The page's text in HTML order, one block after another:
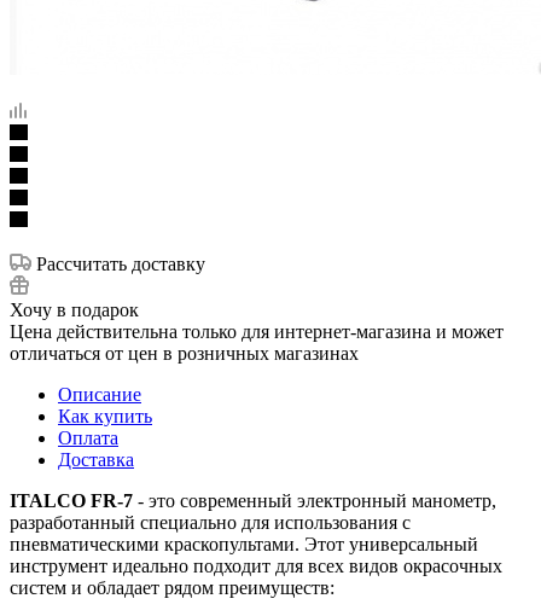
Рассчитать доставку
Хочу в подарок
Цена действительна только для интернет-магазина и может
отличаться от цен в розничных магазинах
Описание
Как купить
Оплата
Доставка
ITALCO FR-7 - это современный электронный манометр,
разработанный специально для использования с
пневматическими краскопультами. Этот универсальный
инструмент идеально подходит для всех видов окрасочных
систем и обладает рядом преимуществ: